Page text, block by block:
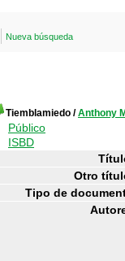
Nueva búsqueda
Tiemblamiedo /Anthony
Público
ISBD
Otro
Tipo de